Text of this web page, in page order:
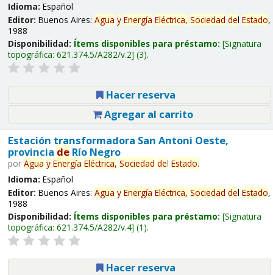
Idioma: Español
Editor: Buenos Aires: Agua y Energía Eléctrica, Sociedad del Estado,
1988
Disponibilidad: Ítems disponibles para préstamo: Signatura
topográfica: 621.374.5/A282/v.2 (3).
Hacer reserva
Agregar al carrito
Estación transformadora San Antoni Oeste,
provincia deRío Negro
por Agua y Energía Eléctrica, Sociedad del Estado.
Idioma: Español
Editor: Buenos Aires: Agua y Energía Eléctrica, Sociedad del Estado,
1988
Disponibilidad: Ítems disponibles para préstamo: Signatura
topográfica: 621.374.5/A282/v.4 (1).
Hacer reserva